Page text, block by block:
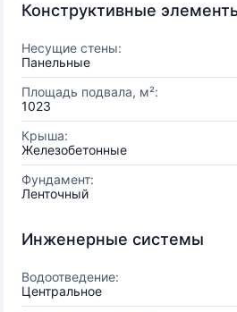
Конструктивные
Несущие стены:
Панельные
Площадь подвала, м²:
1023
Крыша:
Железобетонные
Фундамент:
Ленточный
Инженерные системы
Водоотведение:
Центральное